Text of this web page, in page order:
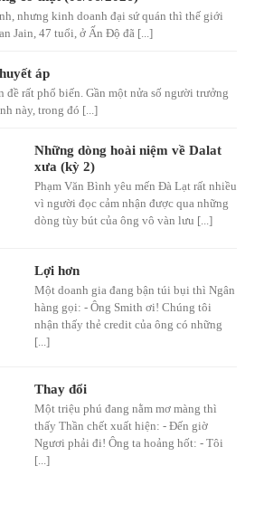
nhưng kinh doanh đại sứ quán thì thế giới
Jain, 47 tuổi, ở Ấn Độ đã [...]
áp
đề rất phổ biến. Gần một nửa số người trưởng
này, trong đó [...]
Những dòng hoài niệm về Dalat
xưa (kỳ 2)
Phạm Văn Bình yêu mến Đà Lạt rất nhiều
vì người đọc cảm nhận được qua những
dòng tùy bút của ông vô vàn lưu [...]
Lợi hơn
Một doanh gia đang bận túi bụi thì Ngân
hàng gọi: - Ông Smith ơi! Chúng tôi
nhận thấy thẻ credit của ông có những
[...]
Thay đổi
Một triệu phú đang nằm mơ màng thì
thấy Thần chết xuất hiện: - Đến giờ
Ngươi phải đi! Ông ta hoảng hốt: - Tôi
[...]